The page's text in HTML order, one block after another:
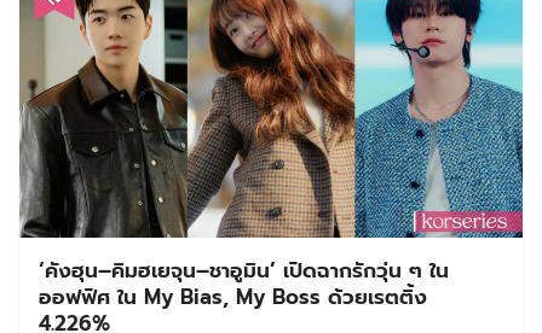
‘คังฮุน–คิมฮเยจุน–ชาอูมิน’ เปิดฉากรักวุ่น ๆ ใน
ออฟฟิศ ใน My Bias, My Boss ด้วยเรตติ้ง
4.226%